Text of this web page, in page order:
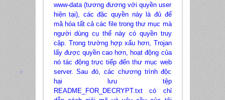
www-data (tương đương với quyền user
hiện tại), các đặc quyền này là đủ để
mã hóa tất cả các file trong thư mục mà
người dùng cụ thể này có quyền truy
cập. Trong trường hợp xấu hơn, Trojan
lấy được quyền cao hơn, hoạt động của
nó tác động trực tiếp đến thư mục web
server. Sau đó, các chương trình độc
hại lưu tệp
README_FOR_DECRYPT.txt có chỉ
*